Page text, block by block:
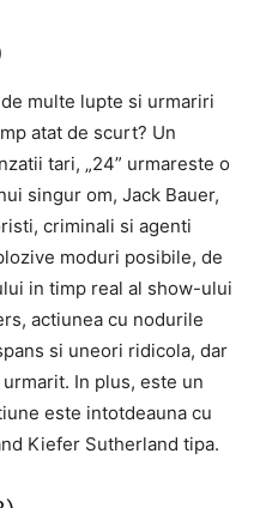
multe lupte si urmariri
atat de scurt? Un
tari, „24” urmareste o
singur om, Jack Bauer,
criminali si agenti
moduri posibile, de
in timp real al show-ului
actiunea cu nodurile
si uneori ridicola, dar
In plus, este un
este intotdeauna cu
Kiefer Sutherland tipa.